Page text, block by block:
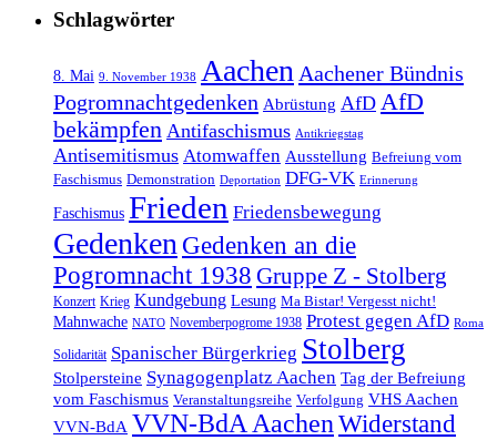
Schlagwörter
8. Mai 9. November 1938 Aachen Aachener Bündnis
Pogromnachtgedenken Abrüstung AfD AfD
bekämpfen Antifaschismus Antikriegstag
Antisemitismus Atomwaffen Ausstellung Befreiung vom
Faschismus Demonstration Deportation DFG-VK Erinnerung
Faschismus Frieden Friedensbewegung
Gedenken Gedenken an die
Pogromnacht 1938 Gruppe Z - Stolberg
Konzert Krieg Kundgebung Lesung Ma Bistar! Vergesst nicht!
Mahnwache NATO Novemberpogrome 1938 Protest gegen AfD Roma
Solidarität Spanischer Bürgerkrieg Stolberg
Stolpersteine Synagogenplatz Aachen Tag der Befreiung
vom Faschismus Veranstaltungsreihe Verfolgung VHS Aachen
VVN-BdA VVN-BdA AachenWiderstand